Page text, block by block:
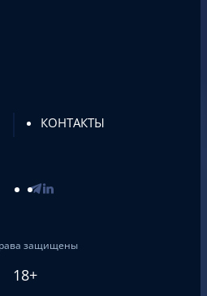
КОНТАКТЫ
защищены
18+